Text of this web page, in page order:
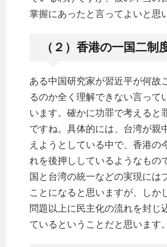
掌握にあったと言ってよいと思
（２）香港の一国二制
ある中国研究家が習近平が何故
るのか全く理解できない言って
います。確かに功罪で考えると
ですね。具体的には、台湾が親
えようとしている中で、香港の
れを後押ししているようなもの
国と台湾の統一などの実現には
ことになると思いますが、しか
問題以上に民主化の流れを封じ
ているということだと思います。